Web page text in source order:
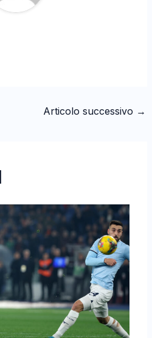
Articolo successivo →